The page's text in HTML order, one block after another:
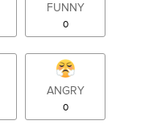
FUNNY
0
ANGRY
0